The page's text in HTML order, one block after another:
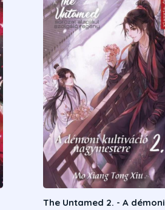
The Untamed 2. - A démoni